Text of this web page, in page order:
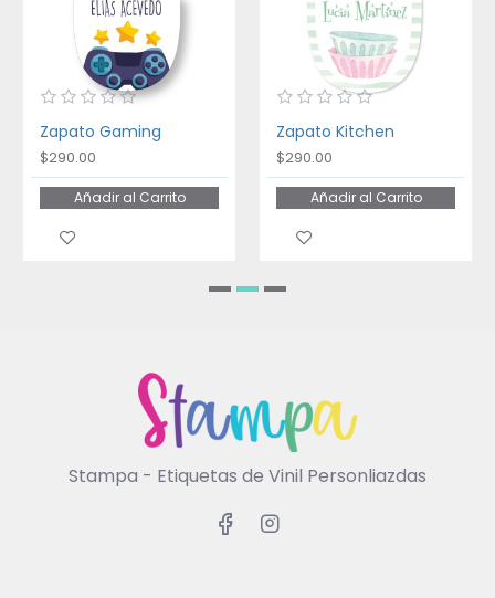
Zapato Gaming
$290.00
Añadir al Carrito
Zapato Kitchen
$290.00
Añadir al Carrito
Stampa - Etiquetas de Vinil Personliazdas